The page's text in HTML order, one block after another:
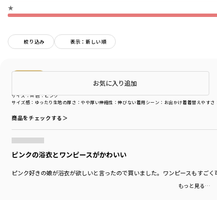
★
絞り込み 表示：新しい順
サイズ感 ：ゆったり 生地の厚さ ：やや厚い伸縮性 ：伸びない着用シーン ：お出かけ着着替えやすさ
サイズ：M色：ピンク
商品をチェックする＞
ピンクの浴衣とワンピースがかわいい
ピンク好きの娘が浴衣が欲しいと言ったので買いました。ワンピースもすご
もっと見る…
店頭在庫を確認するお気に入り追加